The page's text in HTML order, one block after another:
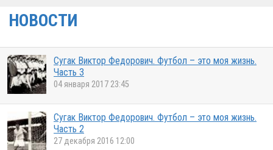
НОВОСТИ
Сугак Виктор Федорович. Футбол – это моя жизнь.
Часть 3
04 января 2017 23:45
Сугак Виктор Федорович. Футбол – это моя жизнь.
Часть 2
27 декабря 2016 12:00